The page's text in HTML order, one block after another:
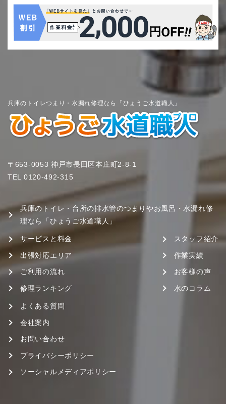
兵庫のトイレつまり・水漏れ修理なら「ひょうご水道職人」
〒653-0053 神戸市長田区本庄町2-8-1
TEL 0120-492-315
兵庫のトイレ・台所の排水管のつまりやお風呂・水漏れ修
理なら「ひょうご水道職人」
サービスと料金
出張対応エリア
ご利用の流れ
修理ランキング
スタッフ紹介
作業実績
お客様の声
水のコラム
よくある質問
会社案内
お問い合わせ
プライバシーポリシー
ソーシャルメディアポリシー